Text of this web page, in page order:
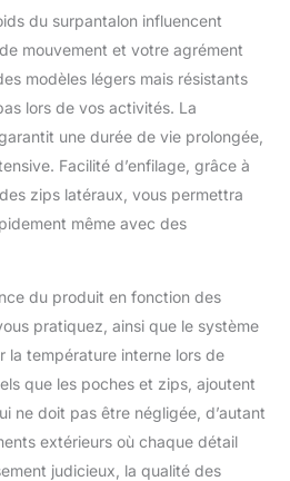
du surpantalon influencent
mouvement et votre agrément
modèles légers mais résistants
lors de vos activités. La
une durée de vie prolongée,
Facilité d’enfilage, grâce à
zips latéraux, vous permettra
même avec des
du produit en fonction des
pratiquez, ainsi que le système
la température interne lors de
que les poches et zips, ajoutent
ne doit pas être négligée, d’autant
extérieurs où chaque détail
judicieux, la qualité des